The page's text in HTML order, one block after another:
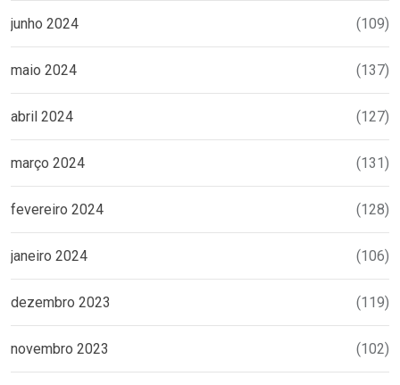
junho 2024 (109)
maio 2024 (137)
abril 2024 (127)
março 2024 (131)
fevereiro 2024 (128)
janeiro 2024 (106)
dezembro 2023 (119)
novembro 2023 (102)